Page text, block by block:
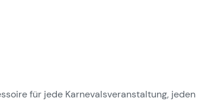
für jede Karnevalsveranstaltung, jeden